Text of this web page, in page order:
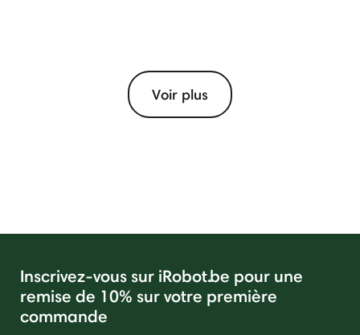
Voir plus
Inscrivez-vous sur iRobot.be pour une
remise de 10% sur votre première
commande